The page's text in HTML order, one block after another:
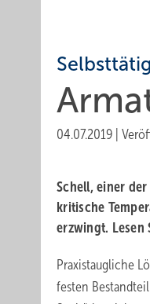
04.07.2019
Schell, einer
kritische
erzwingt. Lesen
Praxistaugliche
festen